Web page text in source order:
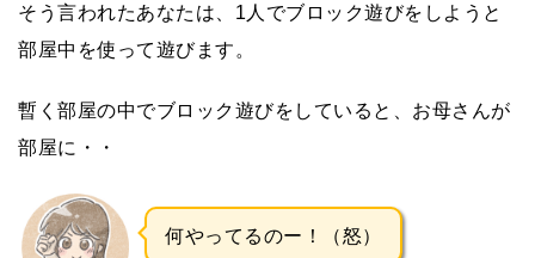
そう言われたあなたは、1人でブロック遊びをしようと
部屋中を使って遊びます。
暫く部屋の中でブロック遊びをしていると、お母さんが
部屋に・・
何やってるのー！（怒）